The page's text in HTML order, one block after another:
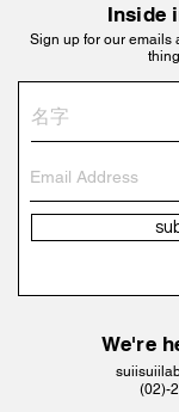
Inside
Sign up for our emails
We're
​(02)-